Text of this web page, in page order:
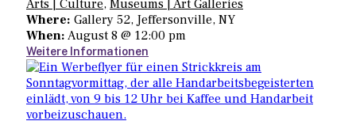
Arts | Culture, Museums | Art Galleries
Where: Gallery 52, Jeffersonville, NY
When: August 8 @ 12:00 pm
Weitere Informationen